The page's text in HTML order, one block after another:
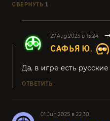
СВЕРНУТЬ 1
27.Aug.2025 в 15:24
САФЬЯ Ю.
Да, в игре есть
ОТВЕТИТЬ
01.Jun.2025 в 22:30